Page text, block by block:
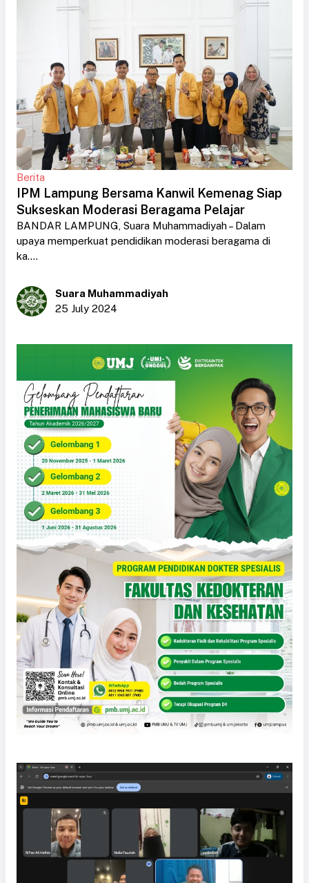
Berita
IPM Lampung Bersama Kanwil Kemenag Siap
Sukseskan Moderasi Beragama Pelajar
BANDAR LAMPUNG, Suara Muhammadiyah – Dalam
upaya memperkuat pendidikan moderasi beragama di
ka....
Suara Muhammadiyah
25 July 2024